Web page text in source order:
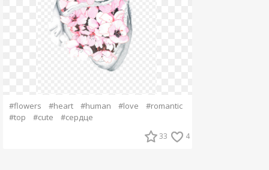
#flowers #heart #human #love
#romantic
#top
#cute #сердце
33 4